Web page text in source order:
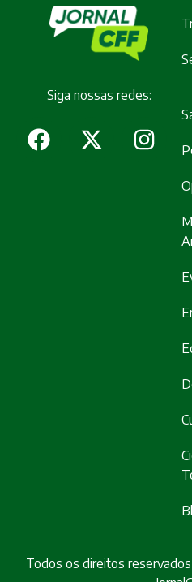
Siga nossas redes:
Todos os direitos